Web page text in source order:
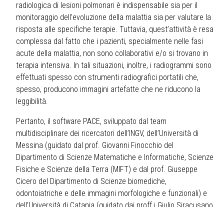
radiologica di lesioni polmonari è indispensabile sia per il
monitoraggio dell’evoluzione della malattia sia per valutare la
risposta alle specifiche terapie. Tuttavia, quest’attività è resa
complessa dal fatto che i pazienti, specialmente nelle fasi
acute della malattia, non sono collaborativi e/o si trovano in
terapia intensiva. In tali situazioni, inoltre, i radiogrammi sono
effettuati spesso con strumenti radiografici portatili che,
spesso, producono immagini artefatte che ne riducono la
leggibilità.
Pertanto, il software PACE, sviluppato dal team
multidisciplinare dei ricercatori dell’INGV, dell’Università di
Messina (guidato dal prof. Giovanni Finocchio del
Dipartimento di Scienze Matematiche e Informatiche, Scienze
Fisiche e Scienze della Terra (MIFT) e dal prof. Giuseppe
Cicero del Dipartimento di Scienze biomediche,
odontoiatriche e delle immagini morfologiche e funzionali) e